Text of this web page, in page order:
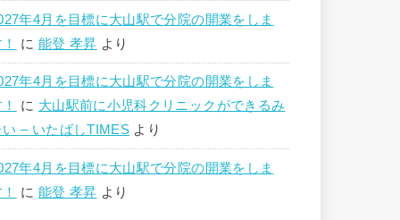
年4月を目標に大山駅で分院の開業をしま
に 能登 孝昇 より
年4月を目標に大山駅で分院の開業をしま
に 大山駅前に小児科クリニックができるみ
い – いたばしTIMES より
年4月を目標に大山駅で分院の開業をしま
に 能登 孝昇 より